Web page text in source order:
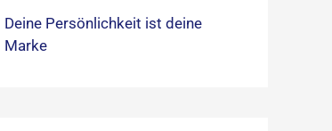
Deine Persönlichkeit ist deine
Marke